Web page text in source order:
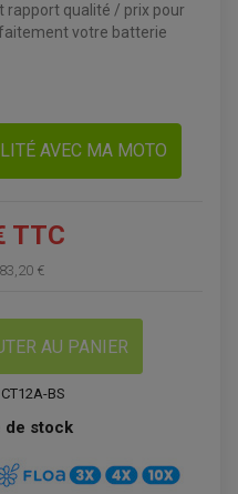
QUAD
rapport qualité / prix pour
votre batterie
AVEC MA MOTO
TTC
83,20 €
AU PANIER
CT12A-BS
de stock